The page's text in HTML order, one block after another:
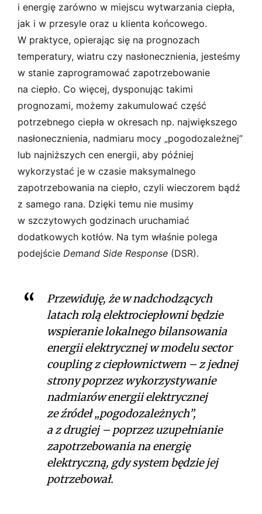
i energię zarówno w miejscu wytwarzania ciepła,
jak i w przesyle oraz u klienta końcowego.
W praktyce, opierając się na prognozach
temperatury, wiatru czy nasłonecznienia, jesteśmy
w stanie zaprogramować zapotrzebowanie
na ciepło. Co więcej, dysponując takimi
prognozami, możemy zakumulować część
potrzebnego ciepła w okresach np. największego
nasłonecznienia, nadmiaru mocy „pogodozależnej”
lub najniższych cen energii, aby później
wykorzystać je w czasie maksymalnego
zapotrzebowania na ciepło, czyli wieczorem bądź
z samego rana. Dzięki temu nie musimy
w szczytowych godzinach uruchamiać
dodatkowych kotłów. Na tym właśnie polega
podejście Demand Side Response (DSR).
Przewiduję, że w nadchodzących
latach rolą elektrociepłowni będzie
wspieranie lokalnego bilansowania
energii elektrycznej w modelu sector
coupling z ciepłownictwem – z jednej
strony poprzez wykorzystywanie
nadmiarów energii elektrycznej
ze źródeł „pogodozależnych”,
a z drugiej – poprzez uzupełnianie
zapotrzebowania na energię
elektryczną, gdy system będzie jej
potrzebował.